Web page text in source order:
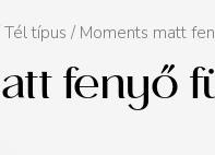
Tél típus / Moments matt
fenyő